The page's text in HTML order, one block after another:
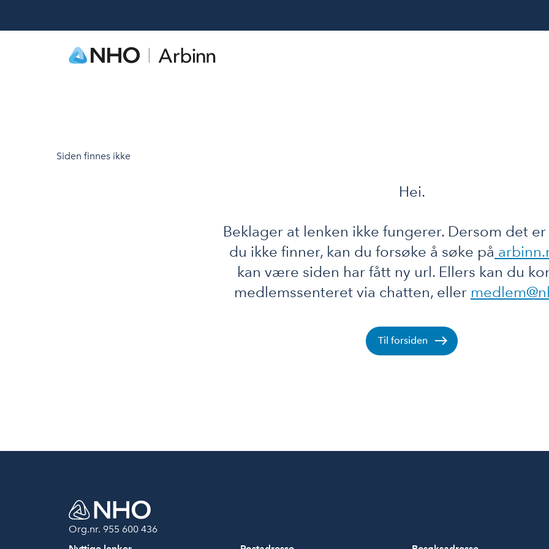
Siden finnes ikke
Hei.
Beklager at lenken ikke fungerer. Dersom det
du ikke finner, kan du forsøke å søke på
kan være siden har fått ny url. Ellers kan du
medlemssenteret via chatten, eller
Til forsiden
Org.nr. 955 600 436